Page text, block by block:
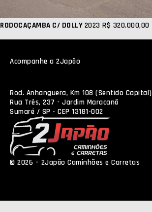
RODOCAÇAMBA C/ DOLLY 2023 R$ 320.000,00
Acompanhe a 2Japão
Rod. Anhanguera, Km 108 (Sentido Capital)
Rua Três, 237 - Jardim Maracanã
Sumaré / SP - CEP 13181-002
© 2026 – 2Japão Caminhões e Carretas